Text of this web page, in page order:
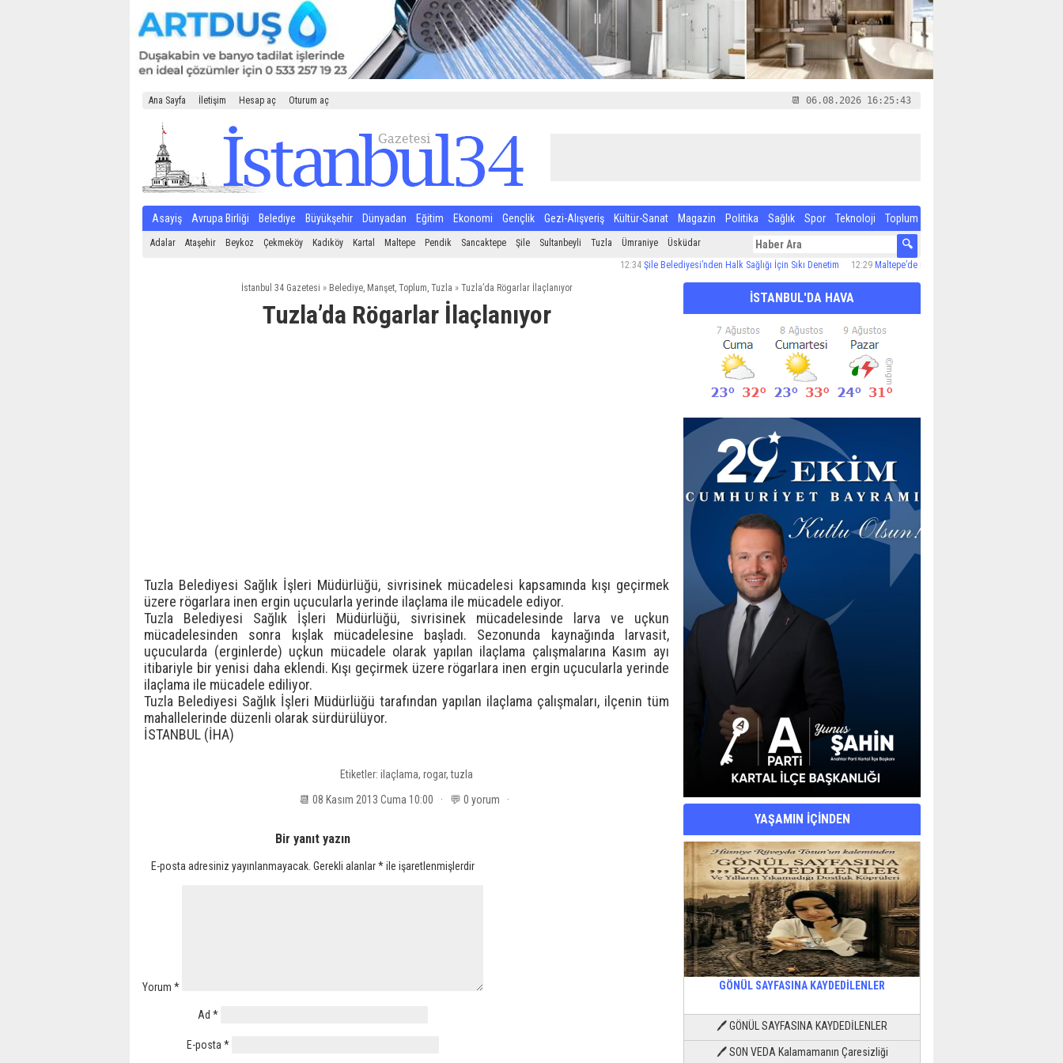
Ana Sayfa İletişim Hesap aç Oturum aç 📆 06.08.2026 16:25:44
Asayiş Avrupa Birliği Belediye Büyükşehir Dünyadan Eğitim Ekonomi Gençlik Gezi-Alışveriş Kültür-Sanat Magazin Politika Sağlık Spor Teknoloji Toplum
Adalar Ataşehir Beykoz Çekmeköy Kadıköy Kartal Maltepe Pendik Sancaktepe Şile Sultanbeyli Tuzla Ümraniye
Üsküdar
Şile Belediyesi’nden Halk Sağlığı İçin Sıkı Denetim 12:29 Maltepe’de ilaçlama çalışmaları sürüyor
İstanbul 34 Gazetesi » Belediye, Manşet, Toplum, Tuzla »Tuzla’da Rögarlar İlaçlanıyor
Tuzla’da Rögarlar İlaçlanıyor
Tuzla Belediyesi Sağlık İşleri Müdürlüğü, sivrisinek mücadelesi kapsamında kışı geçirmek
üzere rögarlara inen ergin uçucularla yerinde ilaçlama ile mücadele ediyor.
Tuzla Belediyesi Sağlık İşleri Müdürlüğü, sivrisinek mücadelesinde larva ve uçkun
mücadelesinden sonra kışlak mücadelesine başladı. Sezonunda kaynağında larvasit,
uçucularda (erginlerde) uçkun mücadele olarak yapılan ilaçlama çalışmalarına Kasım ayı
itibariyle bir yenisi daha eklendi. Kışı geçirmek üzere rögarlara inen ergin uçucularla yerinde
ilaçlama ile mücadele ediliyor.
Tuzla Belediyesi Sağlık İşleri Müdürlüğü tarafından yapılan ilaçlama çalışmaları, ilçenin tüm
mahallelerinde düzenli olarak sürdürülüyor.
İSTANBUL (İHA)
Etiketler: ilaçlama, rogar,tuzla
📆 08 Kasım 2013 Cuma 10:00 · 💬 0 yorum ·
Bir yanıt yazın
E-posta adresiniz yayınlanmayacak. Gerekli alanlar*ile işaretlenmişlerdir
Yorum *
Ad *
E-posta *
İSTANBUL'DA HAVA
YAŞAMIN İÇİNDEN
GÖNÜL SAYFASINA KAYDEDİLENLER
🖊 GÖNÜL SAYFASINA KAYDEDİLENLER
🖊 SON VEDA Kalamamanın Çaresizliği